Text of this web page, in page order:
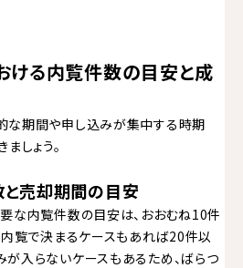
ける内覧件数の目安と成
な期間や申し込みが集中する時期
しょう。
売却期間の目安
な内覧件数の目安は、おおむね10件
内覧で決まるケースもあれば20件以
入らないケースもあるため、ばらつ